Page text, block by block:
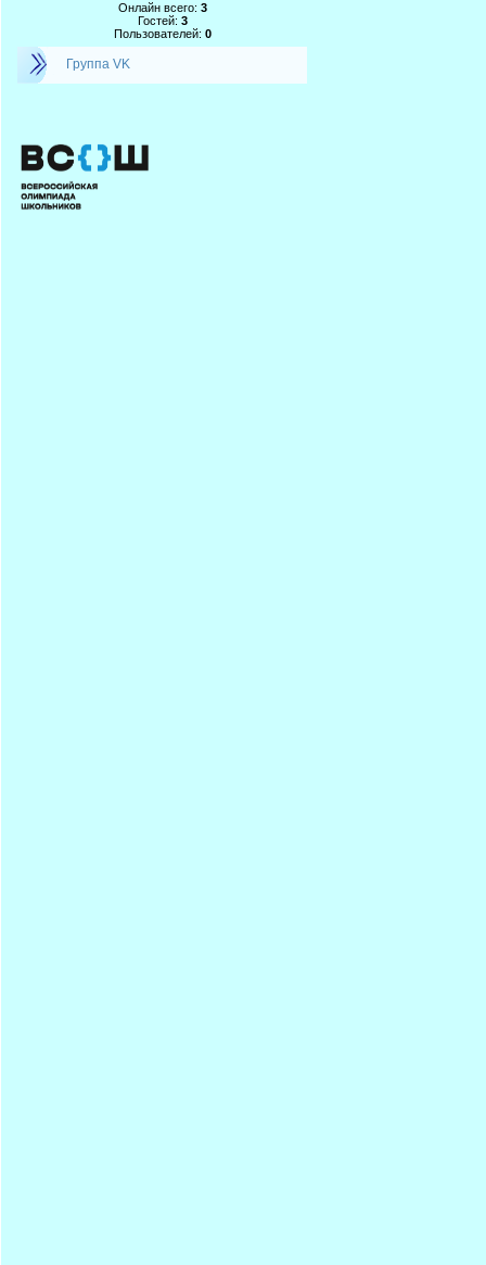
Онлайн всего: 3
Гостей: 3
Пользователей: 0
Группа VK